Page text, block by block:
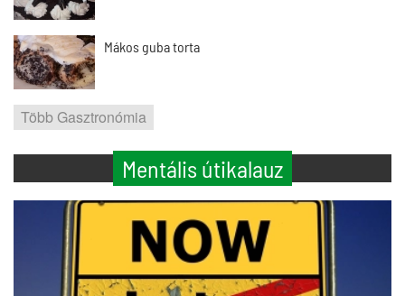
Mákos guba torta
Több Gasztronómia
Mentális útikalauz